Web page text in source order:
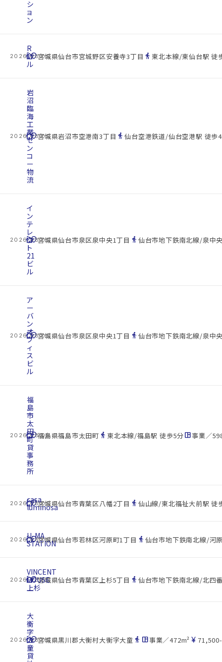
シ
ョ
ン
2026.08.09
cottage
R
ビ
ル
location_on宮城県仙台市宮城野区安養寺3丁目 directions_walk 東北本線/東仙台駅 徒
2026.08.09
cottage
岩
沼
臨
海
工
業
セ
ン
コ
ー
物
流
location_on宮城県岩沼市空港南3丁目 directions_walk仙台空港鉄道/仙台空港駅 徒歩
2026.08.09
cottage
イ
ン
テ
レ
ク
ト
21
ビ
ル
location_on宮城県仙台市泉区泉中央1丁目 directions_walk 仙台市地下鉄南北線/泉中
2026.08.09
cottage
ア
ー
バ
ン
オ
フ
ィ
ス
ビ
ル
location_on宮城県仙台市泉区泉中央1丁目 directions_walk 仙台市地下鉄南北線/泉中
2026.08.09
cottage
福
島
市
太
田
町
貸
事
務
所
location_on福島県福島市太田町 directions_walk 東北本線/福島駅 徒歩5分space_dashboard事業／
2026.08.09
cottage
casa
luminosa
location_on宮城県仙台市青葉区八幡2丁目 directions_walk 仙山線/東北福祉大前駅 徒
2026.08.09
cottage
U-MA
STATION
location_on宮城県仙台市若林区河原町1丁目 directions_walk 仙台市地下鉄南北線/河
2026.08.09
cottage
VINCENT
HOUSE
上杉
location_on宮城県仙台市青葉区上杉5丁目 directions_walk 仙台市地下鉄南北線/北四
2026.08.09
cottage
大
衡
字
大
童
貸
location_on宮城県黒川郡大衡村大衡字大童 directions_walk space_dashboard事業／472m² currency_yen71,500-